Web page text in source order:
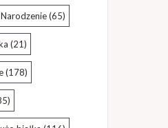
(65)
(21)
(178)